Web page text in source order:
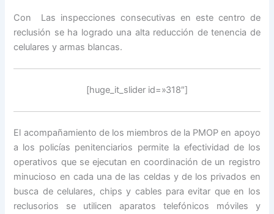
Con Las inspecciones consecutivas en este centro de
reclusión se ha logrado una alta reducción de tenencia de
celulares y armas blancas.
[huge_it_slider id=»318″]
El acompañamiento de los miembros de la PMOP en apoyo
a los policías penitenciarios permite la efectividad de los
operativos que se ejecutan en coordinación de un registro
minucioso en cada una de las celdas y de los privados en
busca de celulares, chips y cables para evitar que en los
reclusorios se utilicen aparatos telefónicos móviles y